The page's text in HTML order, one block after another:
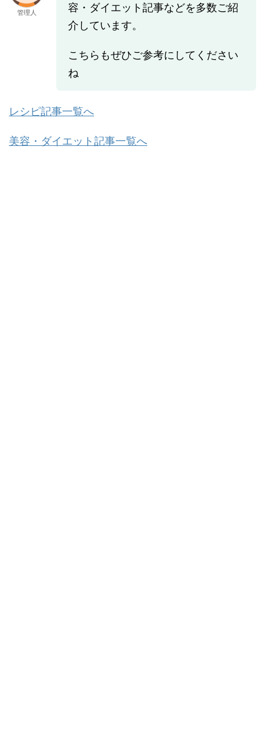
管理人
容・ダイエット記事などを多数ご紹
介しています。
こちらもぜひご参考にしてください
ね
レシピ記事一覧へ
美容・ダイエット記事一覧へ